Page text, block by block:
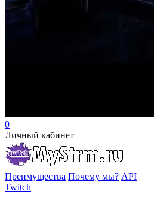
0
Личный кабинет
Преимущества Почему мы? API
Twitch